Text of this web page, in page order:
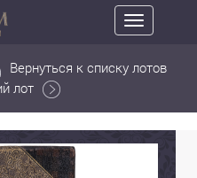
Toggle
navigation
Вернуться к списку лотов
лот